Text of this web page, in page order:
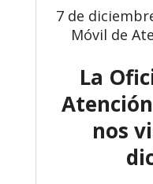
7 de
Móvil de
La
nos